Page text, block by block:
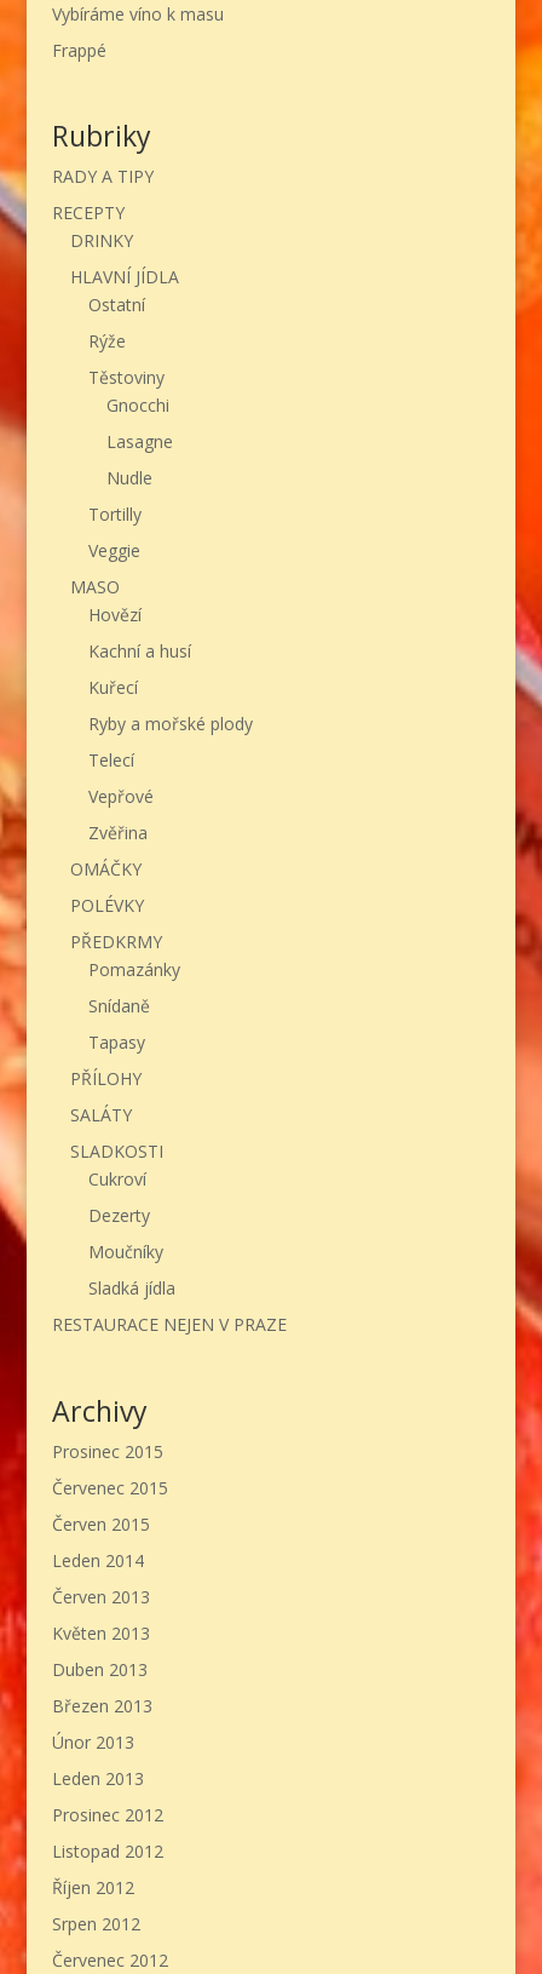
Vybíráme víno k masu
Frappé
Rubriky
RADY A TIPY
RECEPTY
DRINKY
HLAVNÍ JÍDLA
Ostatní
Rýže
Těstoviny
Gnocchi
Lasagne
Nudle
Tortilly
Veggie
MASO
Hovězí
Kachní a husí
Kuřecí
Ryby a mořské plody
Telecí
Vepřové
Zvěřina
OMÁČKY
POLÉVKY
PŘEDKRMY
Pomazánky
Snídaně
Tapasy
PŘÍLOHY
SALÁTY
SLADKOSTI
Cukroví
Dezerty
Moučníky
Sladká jídla
RESTAURACE NEJEN V PRAZE
Archivy
Prosinec 2015
Červenec 2015
Červen 2015
Leden 2014
Červen 2013
Květen 2013
Duben 2013
Březen 2013
Únor 2013
Leden 2013
Prosinec 2012
Listopad 2012
Říjen 2012
Srpen 2012
Červenec 2012